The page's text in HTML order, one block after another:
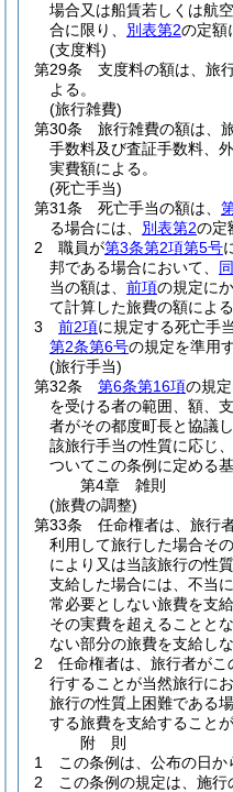
場合又は船賃若しくは航
合に限り、 別表第2の定額
(支度料)
第29条
支度料の額は、旅
よる。
(旅行雑費)
第30条
旅行雑費の額は、
手数料及び査証手数料、
実費額による。
(死亡手当)
第31条
死亡手当の額は、
る場合には、 別表第2の定
2
職員が第3条第2項第5号
邦である場合において、
当の額は、 前項の規定に
て計算した旅費の額による
3
前2項に規定する死亡手
第2条第6号の規定を準用す
(旅行手当)
第32条
第6条第16項の規
を受ける者の範囲、額、
者がその都度町長と協議し
該旅行手当の性質に応じ、
ついてこの条例に定める
第4章
雑則
(旅費の調整)
第33条
任命権者は、旅行
利用して旅行した場合そ
により又は当該旅行の性
支給した場合には、不当
常必要としない旅費を支
その実費を超えることと
ない部分の旅費を支給し
2
任命権者は、旅行者が
行することが当然旅行に
旅行の性質上困難である
する旅費を支給することが
附 則
1
この条例は、公布の日か
2
この条例の規定は、施